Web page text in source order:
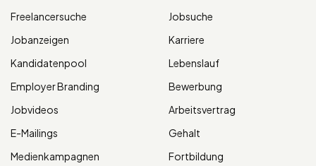
Freelancersuche
Jobanzeigen
Kandidatenpool
Employer Branding
Jobvideos
E-Mailings
Medienkampagnen
Jobsuche
Karriere
Lebenslauf
Bewerbung
Arbeitsvertrag
Gehalt
Fortbildung